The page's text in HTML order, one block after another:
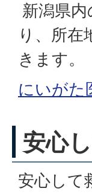
新潟県
り、所在
きます。
にいがた
安心
安心して